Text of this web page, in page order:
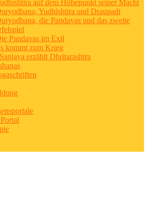
auf dem Höhepunkt seiner Macht
Yudhishtira und Draupadi
die Pandavas und das zweite
Pandavas im Exil
kommt zum Krieg
erzählt Dhritarashtra